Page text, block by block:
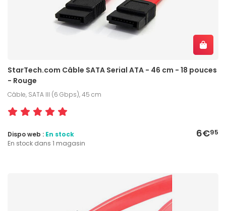
StarTech.com Câble SATA Serial ATA - 46 cm - 18 pouces
- Rouge
Câble, SATA III (6 Gbps), 45 cm
6€95
Dispo web : En stock
En stock dans 1 magasin